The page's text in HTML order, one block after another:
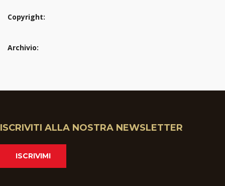
Copyright:
Archivio:
ISCRIVITI ALLA NOSTRA NEWSLETTER
ISCRIVIMI